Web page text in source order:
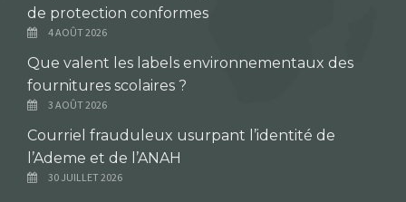
de protection conformes
4 AOÛT 2026
Que valent les labels environnementaux des
fournitures scolaires ?
3 AOÛT 2026
Courriel frauduleux usurpant l’identité de
l’Ademe et de l’ANAH
30 JUILLET 2026